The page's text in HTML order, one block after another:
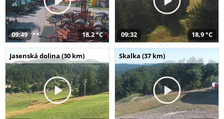
09:49 18,2 °C 09:32 18,9 °C
Jasenská dolina (30 km) Skalka (37 km)